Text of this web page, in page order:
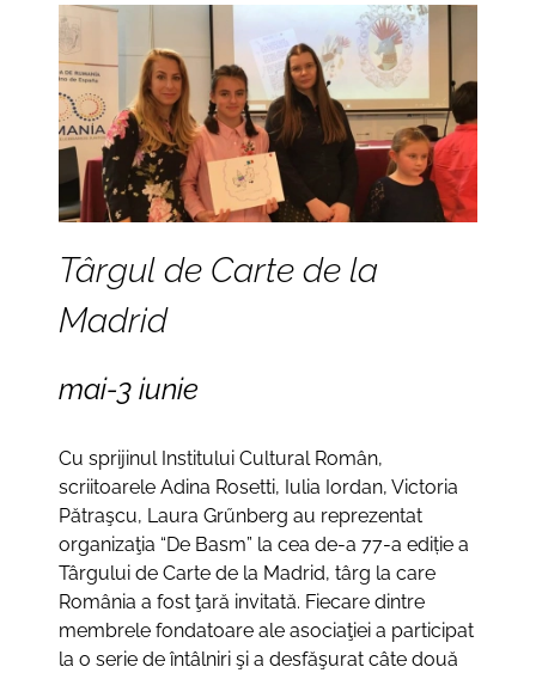
Târgul de Carte de la
Madrid
mai-3iunie
Cu sprijinul Institului Cultural Român,
scriitoarele Adina Rosetti, Iulia Iordan, Victoria
Pătraşcu, Laura Grűnberg au reprezentat
organizaţia “De Basm” la cea de-a 77-a ediție a
Târgului de Carte de la Madrid, târg la care
România a fost ţară invitată. Fiecare dintre
membrele fondatoare ale asociaţiei a participat
la o serie de întâlniri şi a desfăşurat câte două